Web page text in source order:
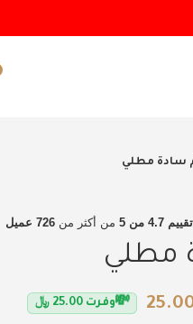
سادة مطلي
من 5 من أكثر من 726 عميل
مطلي
💸وفرت 25.00 ﷼